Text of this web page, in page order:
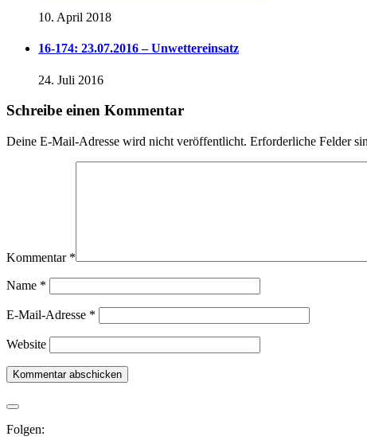
10. April 2018
16-174: 23.07.2016 – Unwettereinsatz
24. Juli 2016
Schreibe einen Kommentar
Deine E-Mail-Adresse wird nicht veröffentlicht. Erforderliche Felder
Kommentar *
Name *
E-Mail-Adresse *
Website
Folgen: